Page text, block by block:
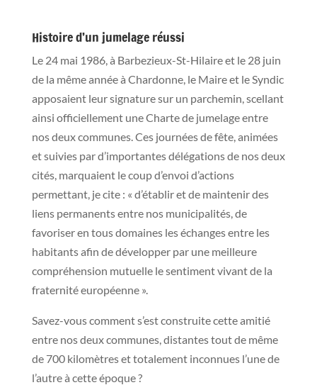
Histoire d’un jumelage réussi
Le 24 mai 1986, à Barbezieux-St-Hilaire et le 28 juin
de la même année à Chardonne, le Maire et le Syndic
apposaient leur signature sur un parchemin, scellant
ainsi officiellement une Charte de jumelage entre
nos deux communes. Ces journées de fête, animées
et suivies par d’importantes délégations de nos deux
cités, marquaient le coup d’envoi d’actions
permettant, je cite : « d’établir et de maintenir des
liens permanents entre nos municipalités, de
favoriser en tous domaines les échanges entre les
habitants afin de développer par une meilleure
compréhension mutuelle le sentiment vivant de la
fraternité européenne ».
Savez-vous comment s’est construite cette amitié
entre nos deux communes, distantes tout de même
de 700 kilomètres et totalement inconnues l’une de
l’autre à cette époque ?